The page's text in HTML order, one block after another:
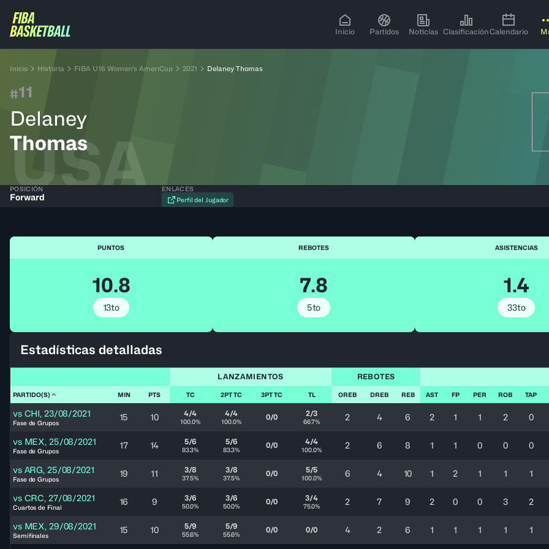
Inicio Partidos Noticias ClasificaciónCalendario
Inicio Historia FIBA U16 Women's AmeriCup 2021 Delaney Thomas
#11
Delaney
Thomas
USA
POSICIÓN
Forward
ENLACES
Perfil del Jugador
PUNTOS
10.8
13to
REBOTES
7.8
5to
ASISTENCIAS
1.4
33to
Estadísticas detalladas
LANZAMIENTOS REBOTES
PARTIDO(S) MIN PTS TC 2PT TC 3PT TC TL OREB DREB REB AST FP PER ROB TAP
vs CHI, 23/08/2021
Fase de Grupos
15 10 4/4
100.0%
4/4
100.0% 0/0 2/3
66.7% 2 4 6 2 1 1 2 0
vs MEX, 25/08/2021
Fase de Grupos
17 14 5/6
83.3%
5/6
83.3% 0/0 4/4
100.0% 2 6 8 1 1 0 0 0
vs ARG, 25/08/2021
Fase de Grupos
19 11 3/8
37.5%
3/8
37.5% 0/0 5/5
100.0% 6 4 10 1 2 1 1 1
vs CRC, 27/08/2021
Cuartos de Final
16 9 3/6
50.0%
3/6
50.0% 0/0 3/4
75.0% 2 7 9 2 0 0 3 2
vs MEX, 29/08/2021
Semifinales
15 10 5/9
55.6%
5/9
55.6% 0/0 0/0 4 2 6 1 1 1 1 1